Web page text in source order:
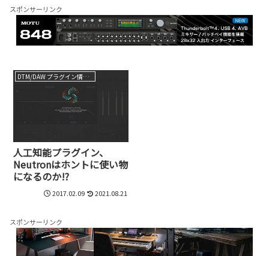
スポンサーリンク
DTM/DAW プラグイン情報（VST AU AAX）
人工知能プラグイン、
Neutronはホントに使い物
になるのか!?
2017.02.09 2021.08.21
スポンサーリンク